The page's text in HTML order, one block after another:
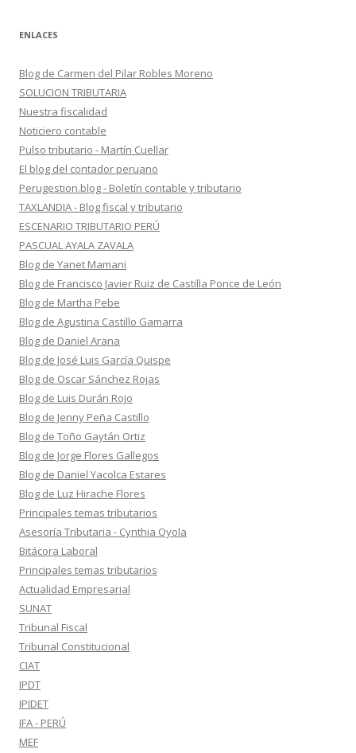
ENLACES
Blog de Carmen del Pilar Robles Moreno
SOLUCION TRIBUTARIA
Nuestra fiscalidad
Noticiero contable
Pulso tributario - Martín Cuellar
El blog del contador peruano
Perugestion.blog - Boletín contable y tributario
TAXLANDIA - Blog fiscal y tributario
ESCENARIO TRIBUTARIO PERÚ
PASCUAL AYALA ZAVALA
Blog de Yanet Mamani
Blog de Francisco Javier Ruiz de Castilla Ponce de León
Blog de Martha Pebe
Blog de Agustina Castillo Gamarra
Blog de Daniel Arana
Blog de José Luis García Quispe
Blog de Oscar Sánchez Rojas
Blog de Luis Durán Rojo
Blog de Jenny Peña Castillo
Blog de Toño Gaytán Ortiz
Blog de Jorge Flores Gallegos
Blog de Daniel Yacolca Estares
Blog de Luz Hirache Flores
Principales temas tributarios
Asesoría Tributaria - Cynthia Oyola
Bitácora Laboral
Principales temas tributarios
Actualidad Empresarial
SUNAT
Tribunal Fiscal
Tribunal Constitucional
CIAT
IPDT
IPIDET
IFA - PERÚ
MEF